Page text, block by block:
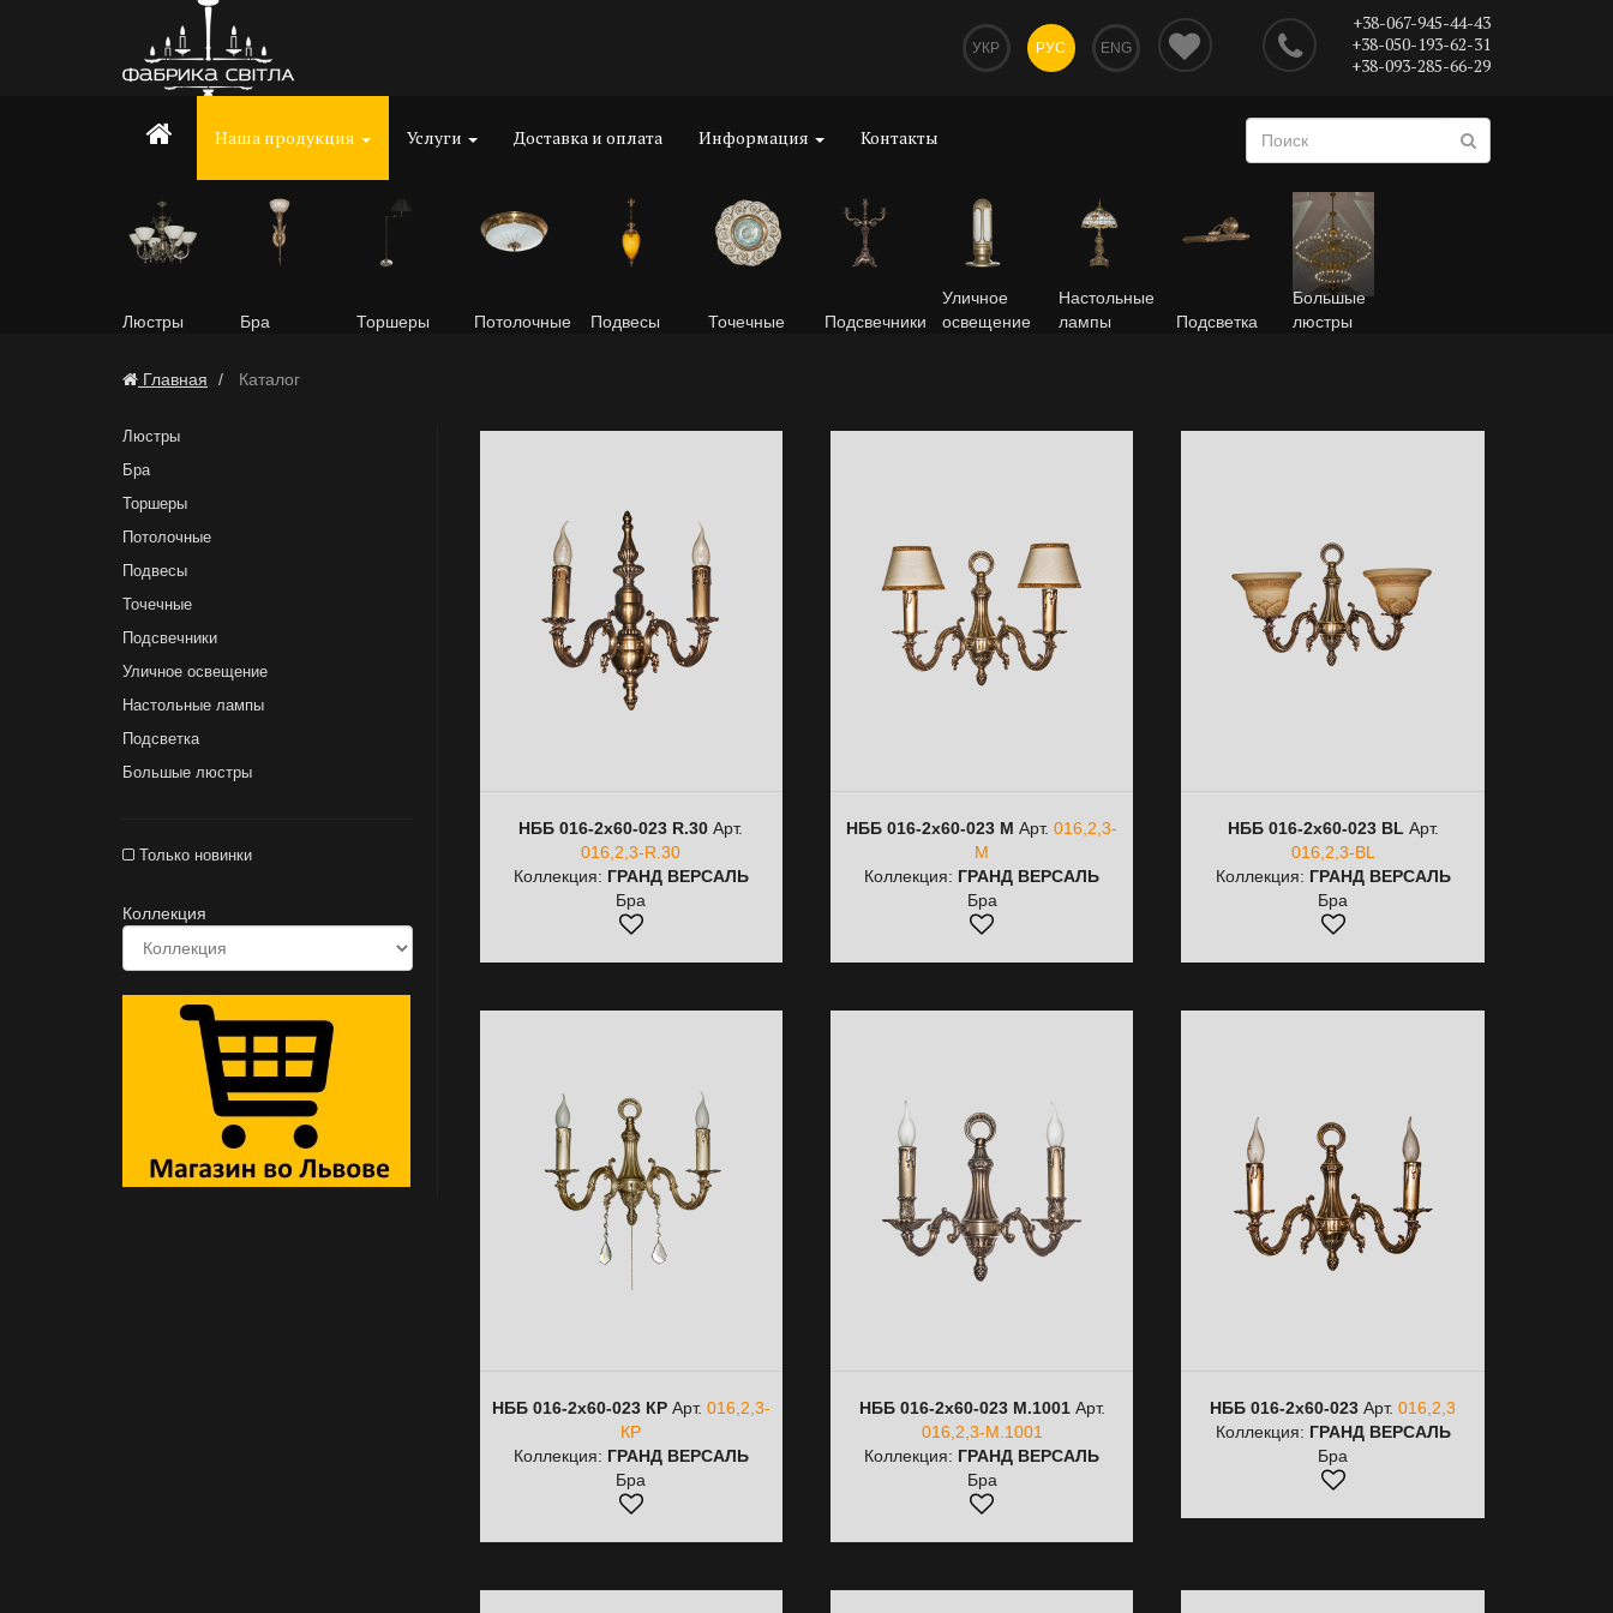
УКР РУС ENG
+38-067-945-44-43
+38-050-193-62-31
+38-093-285-66-29
Наша продукция Услуги Доставка и оплата Информация Контакты
Люстры Бра Торшеры Потолочные Подвесы Точечные Подсвечники
Уличное
освещение
Настольные
лампы
Подсветка
Большые
люстры
Главная Каталог
Люстры
Бра
Торшеры
Потолочные
Подвесы
Точечные
Подсвечники
Уличное освещение
Настольные лампы
Подсветка
Большые люстры
Только новинки
Коллекция
НББ 016-2х60-023 R.30 Арт.
016,2,3-R.30
Коллекция: ГРАНД ВЕРСАЛЬ
Бра
НББ 016-2х60-023 M Арт.016,2,3-
M
Коллекция: ГРАНД ВЕРСАЛЬ
Бра
НББ 016-2х60-023 BL Арт.
016,2,3-BL
Коллекция: ГРАНД ВЕРСАЛЬ
Бра
НББ 016-2х60-023 КРАрт. 016,2,3-
КР
Коллекция: ГРАНД ВЕРСАЛЬ
Бра
НББ 016-2х60-023 М.1001Арт.
016,2,3-М.1001
Коллекция: ГРАНД ВЕРСАЛЬ
Бра
НББ 016-2х60-023 Арт.016,2,3
Коллекция: ГРАНД ВЕРСАЛЬ
Бра